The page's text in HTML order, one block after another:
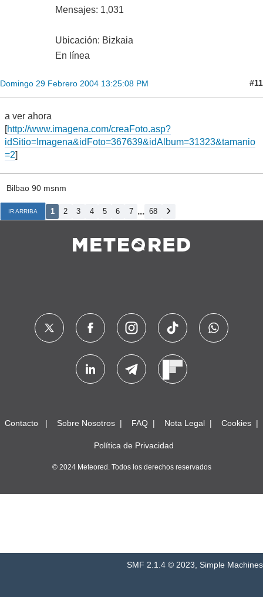
Mensajes: 1,031
Ubicación: Bizkaia
En línea
Domingo 29 Febrero 2004 13:25:08 PM #11
a ver ahora
[http://www.imagena.com/creaFoto.asp?
idSitio=Imagena&idFoto=367639&idAlbum=31323&tamanio
=2]
Bilbao 90 msnm
IR ARRIBA 1 2 3 4 5 6 7 ... 68
Contacto Sobre Nosotros FAQ Nota Legal Cookies
Política de Privacidad
© 2024 Meteored. Todos los derechos reservados
SMF 2.1.4 © 2023 Simple Machines